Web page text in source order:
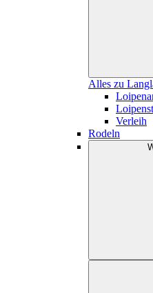
Alles zu
Verleih
Rodeln